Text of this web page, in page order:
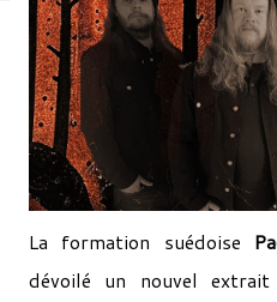
La formation suédoise
dévoilé un nouvel